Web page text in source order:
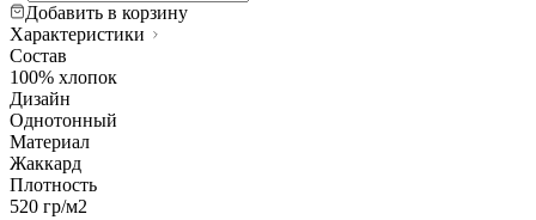
Добавить в корзину
Характеристики
Состав
100% хлопок
Дизайн
Однотонный
Материал
Жаккард
Плотность
520 гр/м2